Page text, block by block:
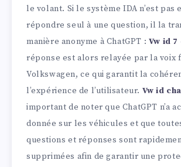
le volant. Si le système IDA n’est pas
répondre seul à une question, il la
manière anonyme à ChatGPT : Vw id
réponse est alors relayée par la voix
Volkswagen, ce qui garantit la
l’expérience de l’utilisateur. Vw id
important de noter que ChatGPT n’a
donnée sur les véhicules et que
questions et réponses sont
supprimées afin de garantir une